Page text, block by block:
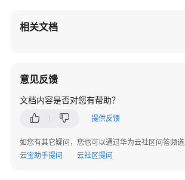
工
概
创
工
作
相关文档
意见反馈
文档内容是否对您有帮助？
提供反馈
如您有其它疑问，您也可以通过华为云社区问答频
云宝助手提问
云社区提问